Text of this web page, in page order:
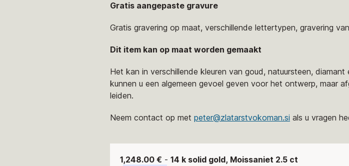
Gratis aangepaste gravure
Gratis gravering op maat, verschillende lettertypen, gravering
Dit item kan op maat worden gemaakt
Het kan in verschillende kleuren van goud, natuursteen,
kunnen u een algemeen gevoel geven voor het ontwerp, maar
leiden.
Neem contact op met peter@zlatarstvokoman.si als u vragen
1,248.00 € - 14 k solid gold, Moissaniet 2.5 ct